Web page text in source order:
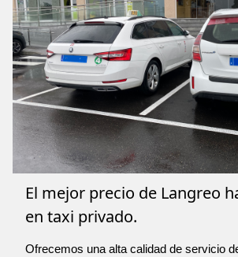
El mejor precio de Langreo
en taxi privado.
Ofrecemos una alta calidad de servicio